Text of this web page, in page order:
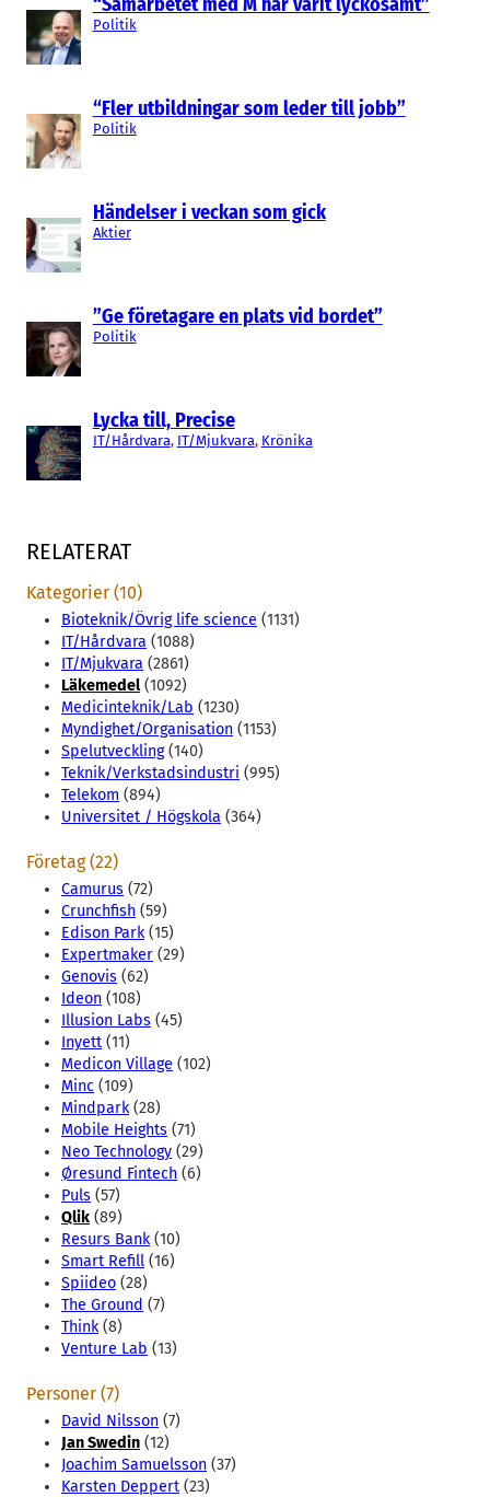
Politik
“Fler utbildningar som leder till jobb”
Politik
Händelser i veckan som gick
Aktier
”Ge företagare en plats vid bordet”
Politik
Lycka till, Precise
IT/Hårdvara, IT/Mjukvara, Krönika
RELATERAT
Kategorier (10)
Bioteknik/Övrig life science (1131)
IT/Hårdvara (1088)
IT/Mjukvara (2861)
Läkemedel(1092)
Medicinteknik/Lab (1230)
Myndighet/Organisation (1153)
Spelutveckling(140)
Teknik/Verkstadsindustri (995)
Telekom (894)
Universitet / Högskola (364)
Företag (22)
Camurus (72)
Crunchfish (59)
Edison Park(15)
Expertmaker (29)
Genovis (62)
Ideon (108)
Illusion Labs (45)
Inyett (11)
Medicon Village (102)
Minc (109)
Mindpark(28)
Mobile Heights (71)
Neo Technology (29)
Øresund Fintech (6)
Puls (57)
Qlik (89)
Resurs Bank(10)
Smart Refill (16)
Spiideo (28)
The Ground (7)
Think(8)
Venture Lab (13)
Personer (7)
David Nilsson (7)
Jan Swedin (12)
Joachim Samuelsson (37)
Karsten Deppert (23)